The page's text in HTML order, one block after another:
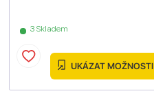
3 Skladem
UKÁZAT MOŽNOSTI